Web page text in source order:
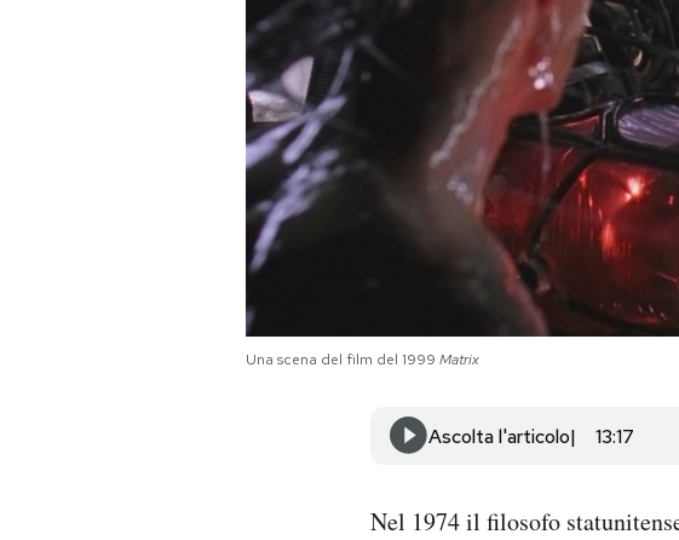
Una scena del film del 1999 Matrix
Ascolta l'articolo 13:17
Nel 1974 il filosofo